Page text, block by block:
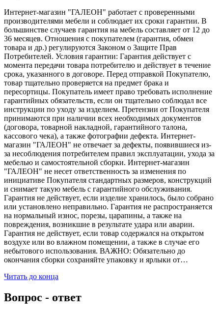
Интернет-магазин "ГАЛЕОН" работает с проверенными
производителями мебели и соблюдает их сроки гарантии. В
большинстве случаев гарантия на мебель составляет от 12 до
36 месяцев. Отношения с покупателем (гарантия, обмен
товара и др.) регулируются Законом о Защите Прав
Потребителей. Условия гарантии: Гарантия действует с
момента передачи товара потребителю и действует в течение
срока, указанного в договоре. Перед отправкой Покупателю,
товар тщательно проверяется на предмет брака и
пересортицы. Покупатель имеет право требовать исполнение
гарантийных обязательств, если он тщательно соблюдал все
инструкции по уходу за изделием. Претензии от Покупателя
принимаются при наличии всех необходимых документов
(договора, товарной накладной, гарантийного талона,
кассового чека), а также фотографии дефекта. Интернет-
магазин "ГАЛЕОН" не отвечает за дефекты, появившиеся из-
за несоблюдения потребителем правил эксплуатации, ухода за
мебелью и самостоятельной сборки. Интернет-магазин
"ГАЛЕОН" не несет ответственность за изменения по
инициативе Покупателя стандартных размеров, конструкций
и снимает такую мебель с гарантийного обслуживания.
Гарантия не действует, если изделие хранилось, было собрано
или установлено неправильно. Гарантия не распространяется
на нормальный износ, порезы, царапины, а также на
повреждения, возникшие в результате удара или аварии.
Гарантия не действует, если товар содержался на открытом
воздухе или во влажном помещении, а также в случае его
небытового использования. ВАЖНО: Обязательно до
окончания сборки сохраняйте упаковку и ярлыки от…
Читать до конца
Вопрос - ответ